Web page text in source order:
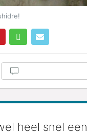
heel snel een